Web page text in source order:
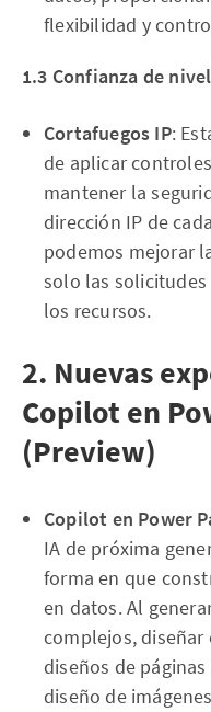
flexibilidad y
1.3 Confianza de
Cortafuegos IP:
de aplicar
mantener la
dirección IP de
podemos mejorar
solo las solicitudes
los recursos.
2. Nuevas
Copilot en
(Preview)
Copilot en Power
IA de próxima
forma en que
en datos. Al
complejos,
diseños de
diseño de